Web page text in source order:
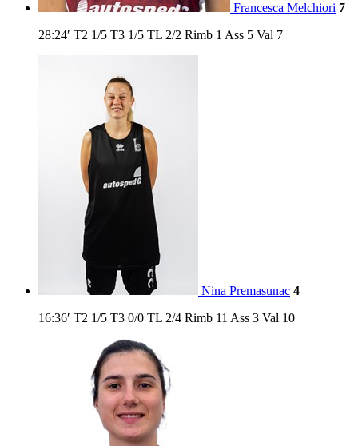
Francesca Melchiori 7
28:24′ T2 1/5 T3 1/5 TL 2/2 Rimb 1 Ass 5 Val 7
Nina Premasunac 4
16:36′ T2 1/5 T3 0/0 TL 2/4 Rimb 11 Ass 3 Val 10